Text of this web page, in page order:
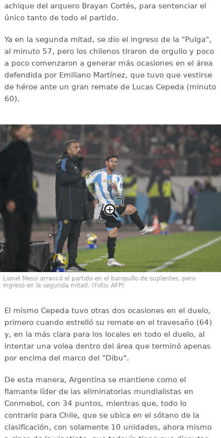
achique del arquero Brayan Cortés, para sentenciar el
único tanto de todo el partido.
Ya en la segunda mitad, se dio el ingreso de la "Pulga",
al minuto 57, pero los chilenos tiraron de orgullo y poco
a poco comenzaron a generar más ocasiones en el área
defendida por Emiliano Martínez, que tuvo que vestirse
de héroe ante un gran remate de Lucas Cepeda (minuto
60).
Lionel Messi arrancó el partido en el banquillo de suplentes, pero
ingresó en la segunda mitad. (Foto: AFP)
El mismo Cepeda tuvo otras dos ocasiones en el duelo,
primero cuando estrelló su remate en el travesaño (64)
y, en la más clara para los locales en todo el duelo, al
intentar una volea dentro del área que terminó apenas
por encima del marco del "Dibu".
De esta manera, Argentina se mantiene como el
flamante líder de las eliminatorias mundialistas en
Conmebol, con 34 puntos, mientras que, todo lo
contrario para Chile, que se ubica en el sótano de la
clasificación, con solamente 10 unidades, ahora mismo